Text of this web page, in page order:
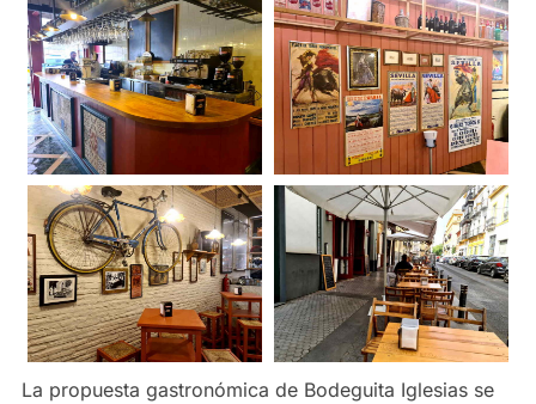
La propuesta gastronómica de Bodeguita Iglesias se